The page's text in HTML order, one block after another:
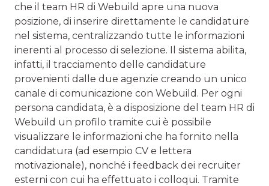
che il team HR di Webuild apre una nuova
posizione, di inserire direttamente le candidature
nel sistema, centralizzando tutte le informazioni
inerenti al processo di selezione. Il sistema abilita,
infatti, il tracciamento delle candidature
provenienti dalle due agenzie creando un unico
canale di comunicazione con Webuild. Per ogni
persona candidata, è a disposizione del team HR di
Webuild un profilo tramite cui è possibile
visualizzare le informazioni che ha fornito nella
candidatura (ad esempio CV e lettera
motivazionale), nonché i feedback dei recruiter
esterni con cui ha effettuato i colloqui. Tramite